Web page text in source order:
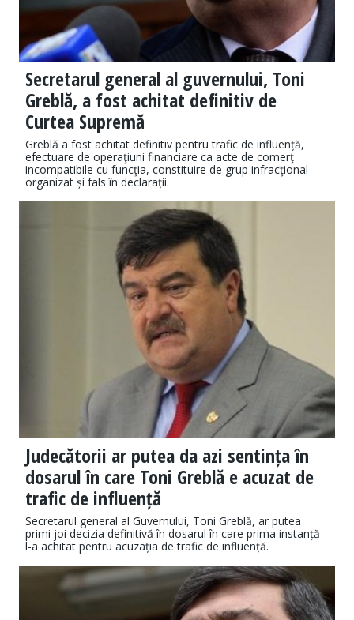
Secretarul general al guvernului, Toni
Greblă, a fost achitat definitiv de
Curtea Supremă
Greblă a fost achitat definitiv pentru trafic de influență,
efectuare de operaţiuni financiare ca acte de comerţ
incompatibile cu funcţia, constituire de grup infracţional
organizat și fals în declarații.
Judecătorii ar putea da azi sentința în
dosarul în care Toni Greblă e acuzat de
trafic de influență
Secretarul general al Guvernului, Toni Greblă, ar putea
primi joi decizia definitivă în dosarul în care prima instanță
l-a achitat pentru acuzația de trafic de influență.